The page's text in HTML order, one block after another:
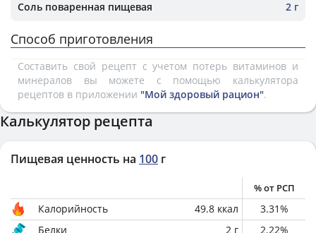
Соль поваренная пищевая 2 г
Способ приготовления
Составить свой рецепт с учетом потерь витаминов и
минералов вы можете с помощью калькулятора
рецептов в приложении "Мой здоровый рацион".
Калькулятор рецепта
Пищевая ценность на 100 г
% от РСП
Калорийность 49.8 ккал 3.31%
Белки
2 г 2.22%